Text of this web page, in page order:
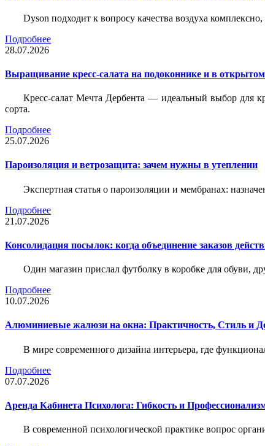
Dyson подходит к вопросу качества воздуха
Подробнее
28.07.2026
Выращивание кресс-салата на подоконнике и в
Кресс-салат Мечта Дербента — идеальный выбор для
сорта.
Подробнее
25.07.2026
Пароизоляция и ветрозащита: зачем нужны в утеплении
Экспертная статья о пароизоляции и мембранах:
Подробнее
21.07.2026
Консолидация посылок: когда объединение заказов
Один магазин прислал футболку в коробке для обуви,
Подробнее
10.07.2026
Алюминиевые жалюзи на окна: Практичность, Стиль и
В мире современного дизайна интерьера, где
Подробнее
07.07.2026
Аренда Кабинета Психолога: Гибкость и
В современной психологической практике вопрос